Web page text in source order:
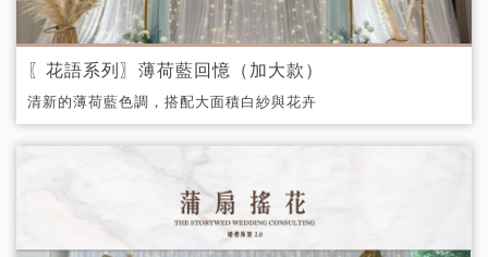
〖花語系列〗薄荷藍回憶（加大款）
清新的薄荷藍色調，搭配大面積白紗與花卉
拱門， 彷彿走進一場沁涼又夢幻的幸福回